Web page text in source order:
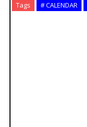
Tags # CALENDAR